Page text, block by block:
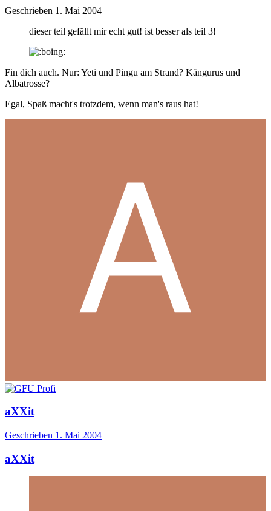
Geschrieben 1. Mai 2004
dieser teil gefällt mir echt gut! ist besser als teil 3!
Fin dich auch. Nur: Yeti und Pingu am Strand? Kängurus und
Albatrosse?
Egal, Spaß macht's trotzdem, wenn man's raus hat!
aXXit
Geschrieben 1. Mai 2004
aXXit